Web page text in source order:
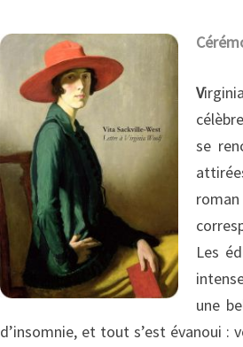
V
se
Les
une
d’insomnie, et tout s’est évanoui :